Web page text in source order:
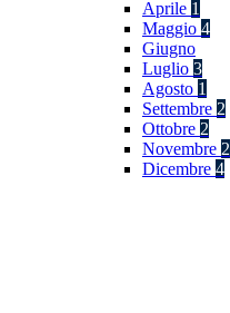
Aprile 1
Maggio 4
Giugno
Luglio 3
Agosto 1
Settembre 2
Ottobre 2
Novembre 2
Dicembre 4